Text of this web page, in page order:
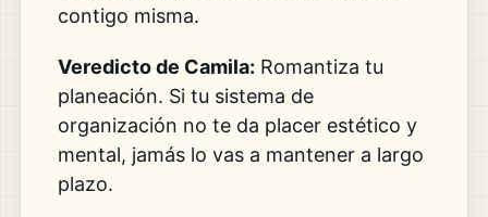
contigo misma.
Veredicto de Camila: Romantiza tu
planeación. Si tu sistema de
organización no te da placer estético y
mental, jamás lo vas a mantener a largo
plazo.